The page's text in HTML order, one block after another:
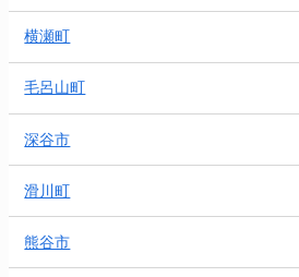
横瀬町
毛呂山町
深谷市
滑川町
熊谷市